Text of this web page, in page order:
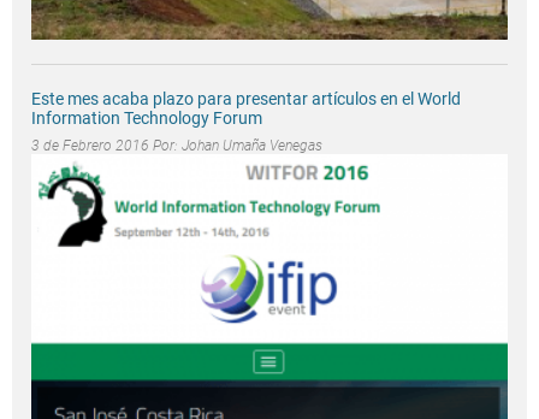
Este mes acaba plazo para presentar artículos en el World
Information Technology Forum
3 de Febrero 2016 Por: Johan Umaña Venegas